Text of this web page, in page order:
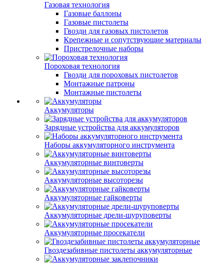
Газовая технология
Газовые баллоны
Газовые пистолеты
Гвозди для газовых пистолетов
Крепежные и сопутствующие материалы
Пристрелочные наборы
Пороховая технология
Гвозди для пороховых пистолетов
Монтажные патроны
Монтажные пистолеты
Аккумуляторы
Зарядные устройства для аккумуляторов
Наборы аккумуляторного инструмента
Аккумуляторные винтоверты
Аккумуляторные высоторезы
Аккумуляторные гайковерты
Аккумуляторные дрели-шуруповерты
Аккумуляторные просекатели
Гвоздезабивные пистолеты аккумуляторные